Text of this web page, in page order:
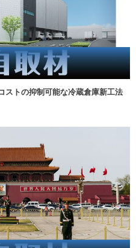
ストの抑制可能な冷蔵倉庫新工法